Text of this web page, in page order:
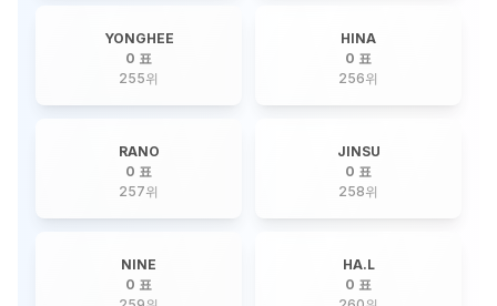
YONGHEE
0 표
255위
HINA
0 표
256위
RANO
0 표
257위
JINSU
0 표
258위
NINE
0 표
HA.L
0 표